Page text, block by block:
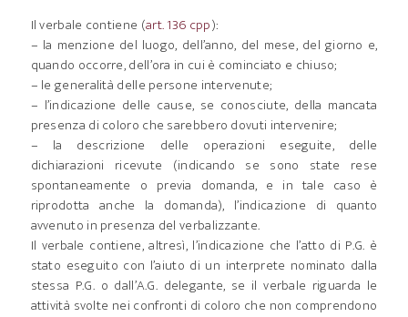
Il verbale contiene (art. 136 cpp):
– la menzione del luogo, dell’anno, del mese, del giorno e,
quando occorre, dell’ora in cui è cominciato e chiuso;
– le generalità delle persone intervenute;
– l’indicazione delle cause, se conosciute, della mancata
presenza di coloro che sarebbero dovuti intervenire;
– la descrizione delle operazioni eseguite, delle
dichiarazioni ricevute (indicando se sono state rese
spontaneamente o previa domanda, e in tale caso è
riprodotta anche la domanda), l’indicazione di quanto
avvenuto in presenza del verbalizzante.
Il verbale contiene, altresì, l’indicazione che l’atto di P.G. è
stato eseguito con l’aiuto di un interprete nominato dalla
stessa P.G. o dall’A.G. delegante, se il verbale riguarda le
attività svolte nei confronti di coloro che non comprendono